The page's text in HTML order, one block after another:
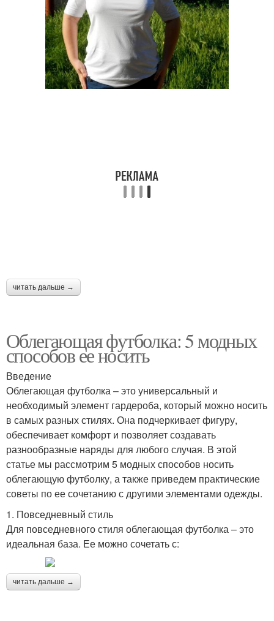
Футболка на пляж
Футболки для
комфортного и
Футболка для разных
Футболка на
читать дальше →
Облегающая футболка: 5 модных
способов ее носить
Введение
Облегающая футболка – это универсальный и
необходимый элемент гардероба, который можно носить
в самых разных стилях. Она подчеркивает фигуру,
обеспечивает комфорт и позволяет создавать
разнообразные наряды для любого случая. В этой
статье мы рассмотрим 5 модных способов носить
облегающую футболку, а также приведем практические
советы по ее сочетанию с другими элементами одежды.
1. Повседневный стиль
Для повседневного стиля облегающая футболка – это
идеальная база. Ее можно сочетать с:
читать дальше →